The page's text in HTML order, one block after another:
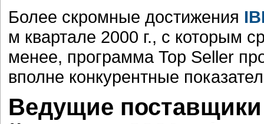
Более скромные достижения
м квартале 2000 г., с которым
менее, программа Top Seller
вполне конкурентные
Ведущие